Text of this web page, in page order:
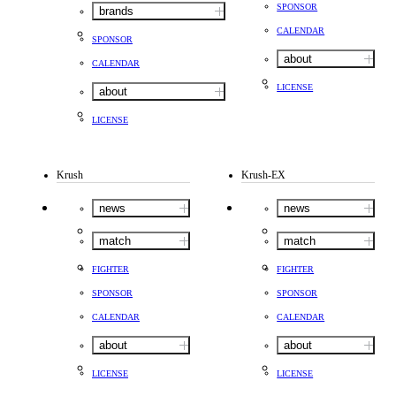
brands
SPONSOR
CALENDAR
about
LICENSE
SPONSOR
CALENDAR
about
LICENSE
Krush
news
match
FIGHTER
SPONSOR
CALENDAR
about
LICENSE
Krush-EX
news
match
FIGHTER
SPONSOR
CALENDAR
about
LICENSE